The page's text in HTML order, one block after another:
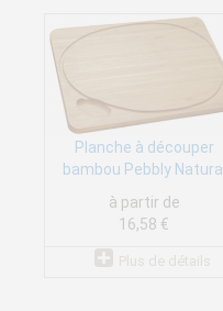
Planche à découper
bambou Pebbly Natural
à partir de
16,58 €